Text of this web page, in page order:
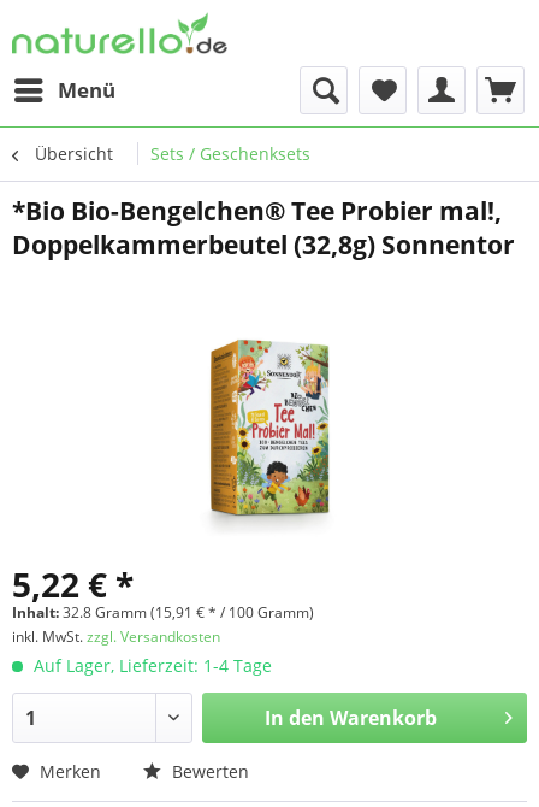
Menü
Übersicht Sets / Geschenksets
*Bio Bio-Bengelchen® Tee Probier mal!,
Doppelkammerbeutel (32,8g) Sonnentor
5,22 € *
Inhalt:32.8 Gramm (15,91 € * / 100 Gramm)
inkl. MwSt.zzgl. Versandkosten
Auf Lager, Lieferzeit: 1-4 Tage
In den Warenkorb
Merken Bewerten